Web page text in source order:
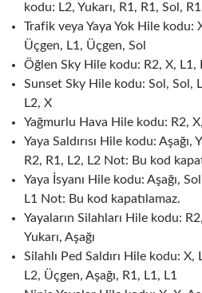
kodu: L2, Yukarı, R1, R1, Sol,
Trafik veya Yaya Yok Hile kodu:
Üçgen, L1, Üçgen, Sol
Öğlen Sky Hile kodu: R2, X, L1,
Sunset Sky Hile kodu: Sol, Sol,
L2, X
Yağmurlu Hava Hile kodu: R2,
Yaya Saldırısı Hile kodu: Aşağı,
R2, R1, L2, L2 Not: Bu kod
Yaya İsyanı Hile kodu: Aşağı,
L1 Not: Bu kod kapatılamaz.
Yayaların Silahları Hile kodu:
Yukarı, Aşağı
Silahlı Ped Saldırı Hile kodu: X,
L2, Üçgen, Aşağı, R1, L1, L1